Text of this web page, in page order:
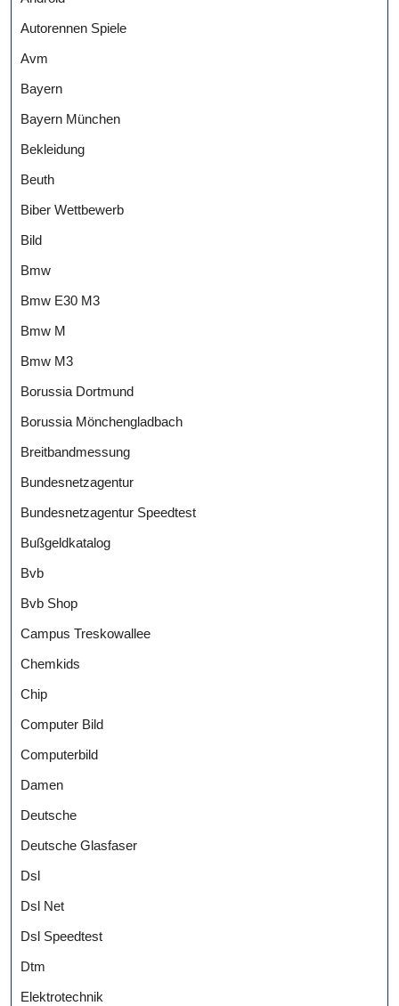
Autorennen Spiele
Avm
Bayern
Bayern München
Bekleidung
Beuth
Biber Wettbewerb
Bild
Bmw
Bmw E30 M3
Bmw M
Bmw M3
Borussia Dortmund
Borussia Mönchengladbach
Breitbandmessung
Bundesnetzagentur
Bundesnetzagentur Speedtest
Bußgeldkatalog
Bvb
Bvb Shop
Campus Treskowallee
Chemkids
Chip
Computer Bild
Computerbild
Damen
Deutsche
Deutsche Glasfaser
Dsl
Dsl Net
Dsl Speedtest
Dtm
Elektrotechnik